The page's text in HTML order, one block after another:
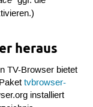
heraus
TV-Browser bietet
tvbrowser-
installiert